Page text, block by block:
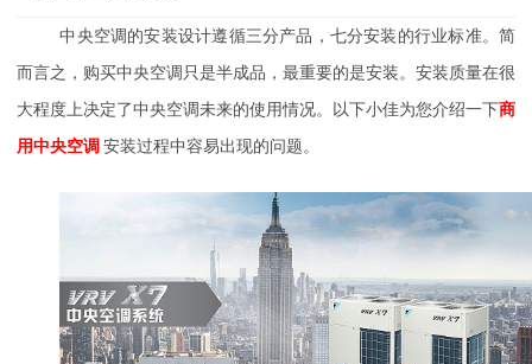
中央空调的安装设计遵循三分产品，七分安装的行业标准。简
而言之，购买中央空调只是半成品，最重要的是安装。安装质量在很
大程度上决定了中央空调未来的使用情况。以下小佳为您介绍一下 商
用中央空调 安装过程中容易出现的问题。